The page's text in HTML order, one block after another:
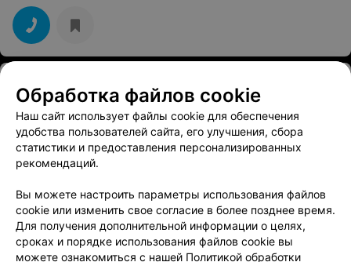
Лида
Лида, ул. Грюнвальдская, 1 Круглосуточно
Обработка файлов cookie
Наш сайт использует файлы cookie для обеспечения
удобства пользователей сайта, его улучшения, сбора
статистики и предоставления персонализированных
рекомендаций.
Вы можете настроить параметры использования файлов
cookie или изменить свое согласие в более позднее время.
Для получения дополнительной информации о целях,
сроках и порядке использования файлов cookie вы
можете ознакомиться с нашей Политикой обработки